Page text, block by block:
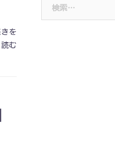
を
読む